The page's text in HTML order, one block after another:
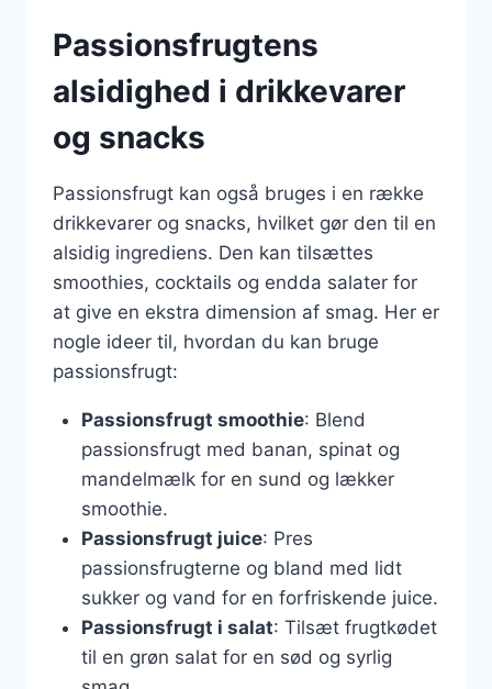
Passionsfrugtens
alsidighed i drikkevarer
og snacks
Passionsfrugt kan også bruges i en række
drikkevarer og snacks, hvilket gør den til en
alsidig ingrediens. Den kan tilsættes
smoothies, cocktails og endda salater for
at give en ekstra dimension af smag. Her er
nogle ideer til, hvordan du kan bruge
passionsfrugt:
Passionsfrugt smoothie: Blend
passionsfrugt med banan, spinat og
mandelmælk for en sund og lækker
smoothie.
Passionsfrugt juice: Pres
passionsfrugterne og bland med lidt
sukker og vand for en forfriskende juice.
Passionsfrugt i salat: Tilsæt frugtkødet
til en grøn salat for en sød og syrlig